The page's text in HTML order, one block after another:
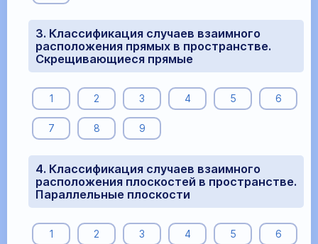
3. Классификация случаев взаимного
расположения прямых в пространстве.
Скрещивающиеся прямые
1 2 3 4 5 6
7 8 9
4. Классификация случаев взаимного
расположения плоскостей в пространстве.
Параллельные плоскости
1 2 3 4 5 6